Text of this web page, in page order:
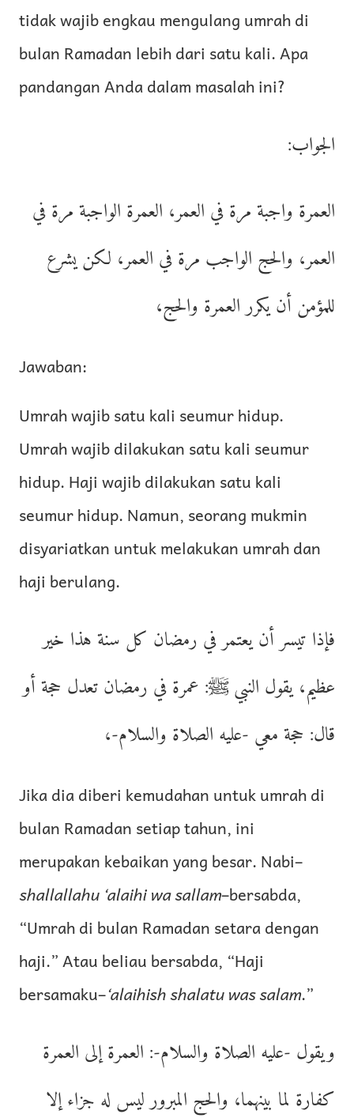
tidak wajib engkau mengulang umrah di
bulan Ramadan lebih dari satu kali. Apa
pandangan Anda dalam masalah ini?
الجواب:
العمرة واجبة مرة في العمر، العمرة الواجبة مرة في
العمر، والحج الواجب مرة في العمر، لكن يشرع
للمؤمن أن يكرر العمرة والحج،
Jawaban:
Umrah wajib satu kali seumur hidup.
Umrah wajib dilakukan satu kali seumur
hidup. Haji wajib dilakukan satu kali
seumur hidup. Namun, seorang mukmin
disyariatkan untuk melakukan umrah dan
haji berulang.
فإذا تيسر أن يعتمر في رمضان كل سنة هذا خير
عظيم، يقول النبي ﷺ: عمرة في رمضان تعدل حجة أو
قال: حجة معي -عليه الصلاة والسلام-،
Jika dia diberi kemudahan untuk umrah di
bulan Ramadan setiap tahun, ini
merupakan kebaikan yang besar. Nabi–
shallallahu ‘alaihi wa sallam–bersabda,
“Umrah di bulan Ramadan setara dengan
haji.” Atau beliau bersabda, “Haji
bersamaku–‘alaihish shalatu was salam.”
ويقول -عليه الصلاة والسلام-: العمرة إلى العمرة
كفارة لما بينهما، والحج المبرور ليس له جزاء إلا